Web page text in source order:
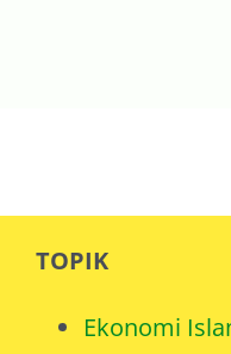
TOPIK
Ekonomi dan